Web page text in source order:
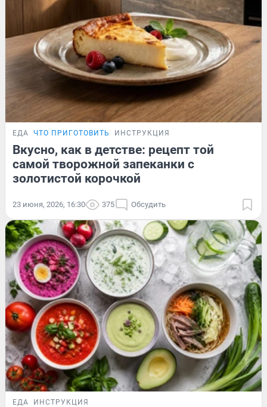
ЕДА ЧТО ПРИГОТОВИТЬ ИНСТРУКЦИЯ
Вкусно, как в детстве: рецепт той
самой творожной запеканки с
золотистой корочкой
23 июня, 2026, 16:30 375 Обсудить
ЕДА ИНСТРУКЦИЯ